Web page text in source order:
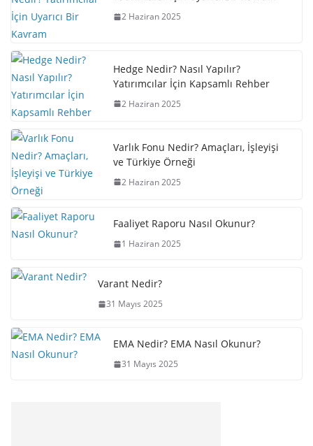
2 Haziran 2025
Hedge Nedir? Nasıl Yapılır?
Yatırımcılar İçin Kapsamlı Rehber
2 Haziran 2025
Varlık Fonu Nedir? Amaçları, İşleyişi
ve Türkiye Örneği
2 Haziran 2025
Faaliyet Raporu Nasıl Okunur?
1 Haziran 2025
Varant Nedir?
31 Mayıs 2025
EMA Nedir? EMA Nasıl Okunur?
31 Mayıs 2025